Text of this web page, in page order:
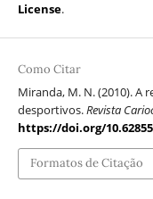
License.
Como Citar
Miranda, M. N. (2010). A
desportivos.Revista
https://doi.org/
Formatos de Citação